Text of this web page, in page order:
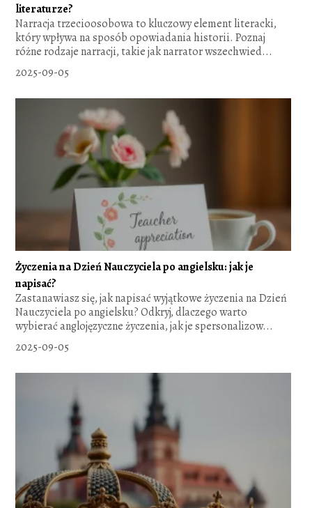
literaturze?
Narracja trzecioosobowa to kluczowy element literacki,
który wpływa na sposób opowiadania historii. Poznaj
różne rodzaje narracji, takie jak narrator wszechwied...
2025-09-05
Życzenia na Dzień Nauczyciela po angielsku: jak je
napisać?
Zastanawiasz się, jak napisać wyjątkowe życzenia na Dzień
Nauczyciela po angielsku? Odkryj, dlaczego warto
wybierać anglojęzyczne życzenia, jak je spersonalizow...
2025-09-05